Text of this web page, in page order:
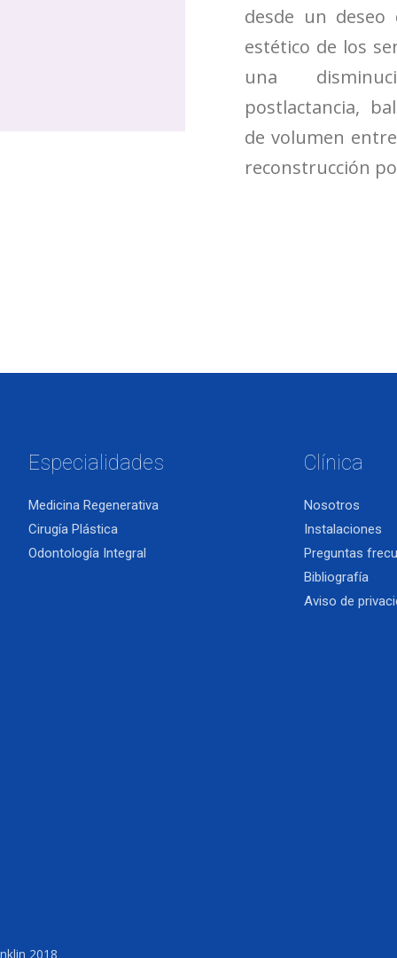
desde un
estético de los
una
postlactancia,
de volumen
reconstrucción
Especialidades
Medicina Regenerativa
Cirugía Plástica
Odontología Integral
Clínica
Nosotros
Instalaciones
Preguntas
Bibliografía
Aviso de
2018